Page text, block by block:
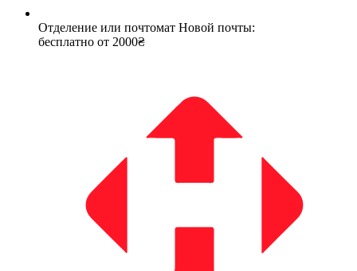
Отделение или почтомат Новой почты:
бесплатно от 2000₴